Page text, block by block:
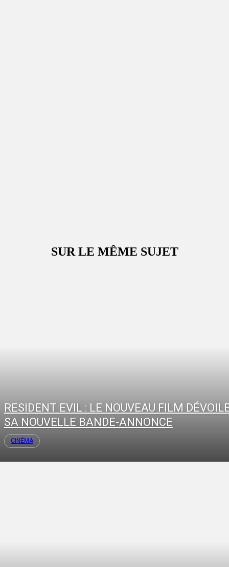
SUR LE MÊME SUJET
RESIDENT EVIL : LE NOUVEAU FILM
SA NOUVELLE BANDE-ANNONCE
CINÉMA